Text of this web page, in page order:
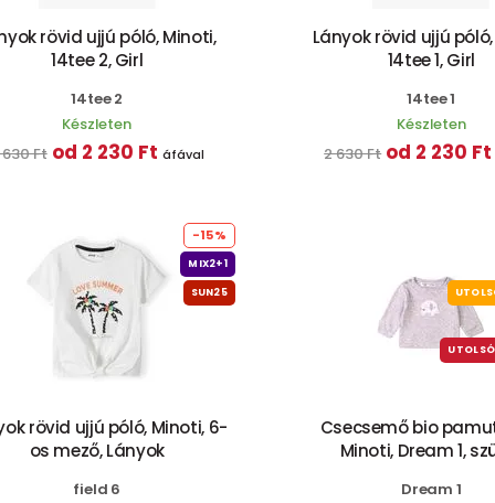
rövid ujjú póló, Minoti,
14tee 2, Girl
14tee 2
Készleten
Ft od 2 230 Ft áfával
Lányok rövid ujjú
14tee 1, Girl
14tee 1
Készleten
2 630 Ft od 2 230 Ft
-15%
MIX2+1
SUN25
rövid ujjú póló, Minoti, 6-
os mező, Lányok
field 6
Csecsemő bio
Minoti, Dream 1,
Dream 1